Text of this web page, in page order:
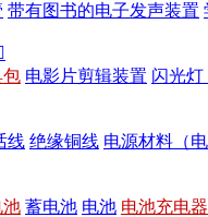
带有图书的电子发声装置
包 电影片剪辑装置 闪光灯
线 绝缘铜线 电源材料（
池 蓄电池 电池 电池充电器